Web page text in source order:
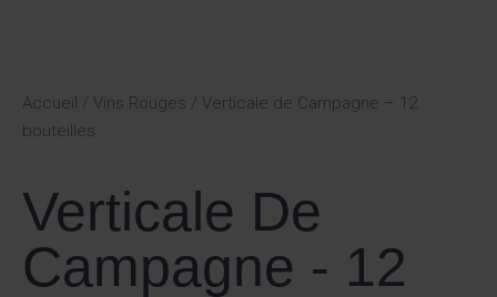
Accueil / Vins Rouges / Verticale de Campagne – 12
bouteilles
Verticale De
Campagne - 12